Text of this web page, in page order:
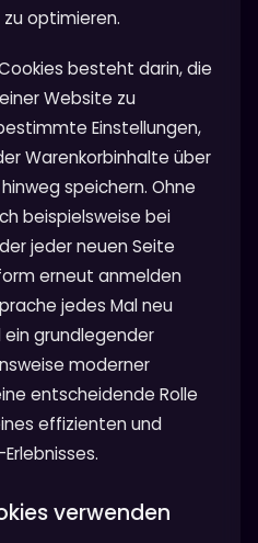
optimieren.
besteht darin, die
Website zu
Einstellungen,
Warenkorbinhalte über
speichern. Ohne
beispielsweise bei
jeder neuen Seite
erneut anmelden
jedes Mal neu
ein grundlegender
moderner
entscheidende Rolle
effizienten und
verwenden